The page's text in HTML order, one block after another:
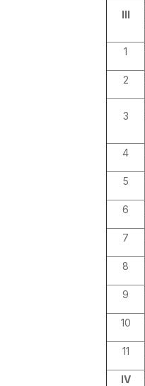
III
1
2
3
4
5
6
7
8
9
10
11
IV